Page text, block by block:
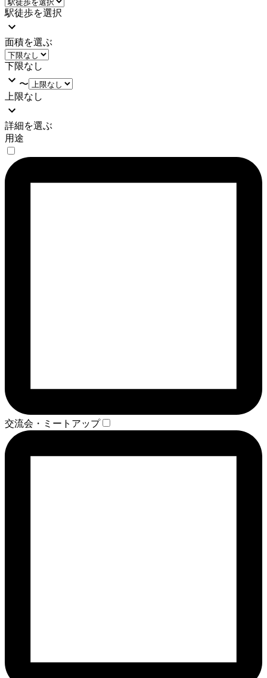
駅徒歩を選択
面積を選ぶ
下限なし
〜
上限なし
詳細を選ぶ
用途
交流会・ミートアップ